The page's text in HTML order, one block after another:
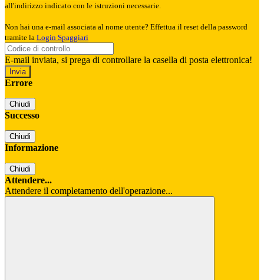
all'indirizzo indicato con le istruzioni necessarie.
Non hai una e-mail associata al nome utente? Effettua il reset della password
tramite la Login Spaggiari
E-mail inviata, si prega di controllare la casella di posta elettronica!
Errore
Chiudi
Successo
Chiudi
Informazione
Chiudi
Attendere...
Attendere il completamento dell'operazione...